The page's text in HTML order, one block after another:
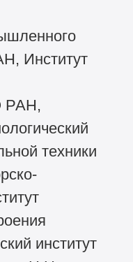
Институт
РАН,
техники
институт